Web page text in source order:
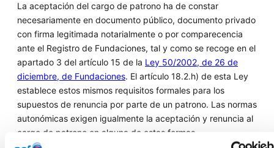
La aceptación del cargo de patrono ha de constar
necesariamente en documento público, documento privado
con firma legitimada notarialmente o por comparecencia
ante el Registro de Fundaciones, tal y como se recoge en el
apartado 3 del artículo 15 de la Ley 50/2002, de 26 de
diciembre, de Fundaciones. El artículo 18.2.h) de esta Ley
establece estos mismos requisitos formales para los
supuestos de renuncia por parte de un patrono. Las normas
autonómicas exigen igualmente la aceptación y renuncia al
cargo de patrono en alguna de estas formas.